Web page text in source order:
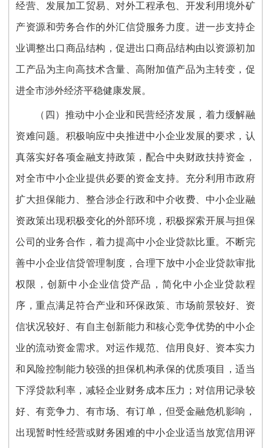
经营、发展加工贸易、对外工程承包、开发利用境外矿
产资源和劳务合作的外汇信贷服务力度。进一步支持企
业调整出口商品结构，促进出口商品结构由以资源初加
工产品为主向高技术含量、高附加值产品为主转变，促
进全市涉外经济平稳健康发展。
（四）推动中小企业和民营经济发展，着力缓解融
资难问题。积极响应中央推进中小企业发展的要求，认
真落实好各项金融支持政策，配合中央财政扶持资金，
对全市中小企业提供必要的资金支持。充分利用市政府
扩大担保能力、整合涉企行政和中介收费、中小企业融
资政策出现积极变化的外部环境，积极探索开展与担保
公司的业务合作，着力提高中小企业贷款比重。不断完
善中小企业信贷管理制度，合理下放中小企业贷款审批
权限，创新中小企业信贷产品，简化中小企业贷款程
序，重点满足符合产业和环保政策、市场前景较好、资
信状况较好、有自主创新能力和核心竞争优势的中小企
业的流动资金需求。对运作规范、信用良好、资本实力
和风险控制能力较强的担保机构承保的优质项目，适当
下浮贷款利率，减轻企业财务成本压力；对信用记录较
好、有竞争力、有市场、有订单，但受金融危机影响，
出现暂时性经营或财务困难的中小企业适当放宽信用评